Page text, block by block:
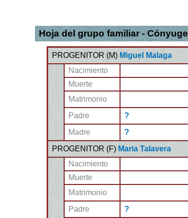
Hoja del grupo familiar - Cónyuge
PROGENITOR (M) Miguel Malaga
Nacimiento
Muerte
Matrimonio
Padre
?
Madre
?
PROGENITOR (F) Maria Talavera
Nacimiento
Muerte
Matrimonio
Padre
?